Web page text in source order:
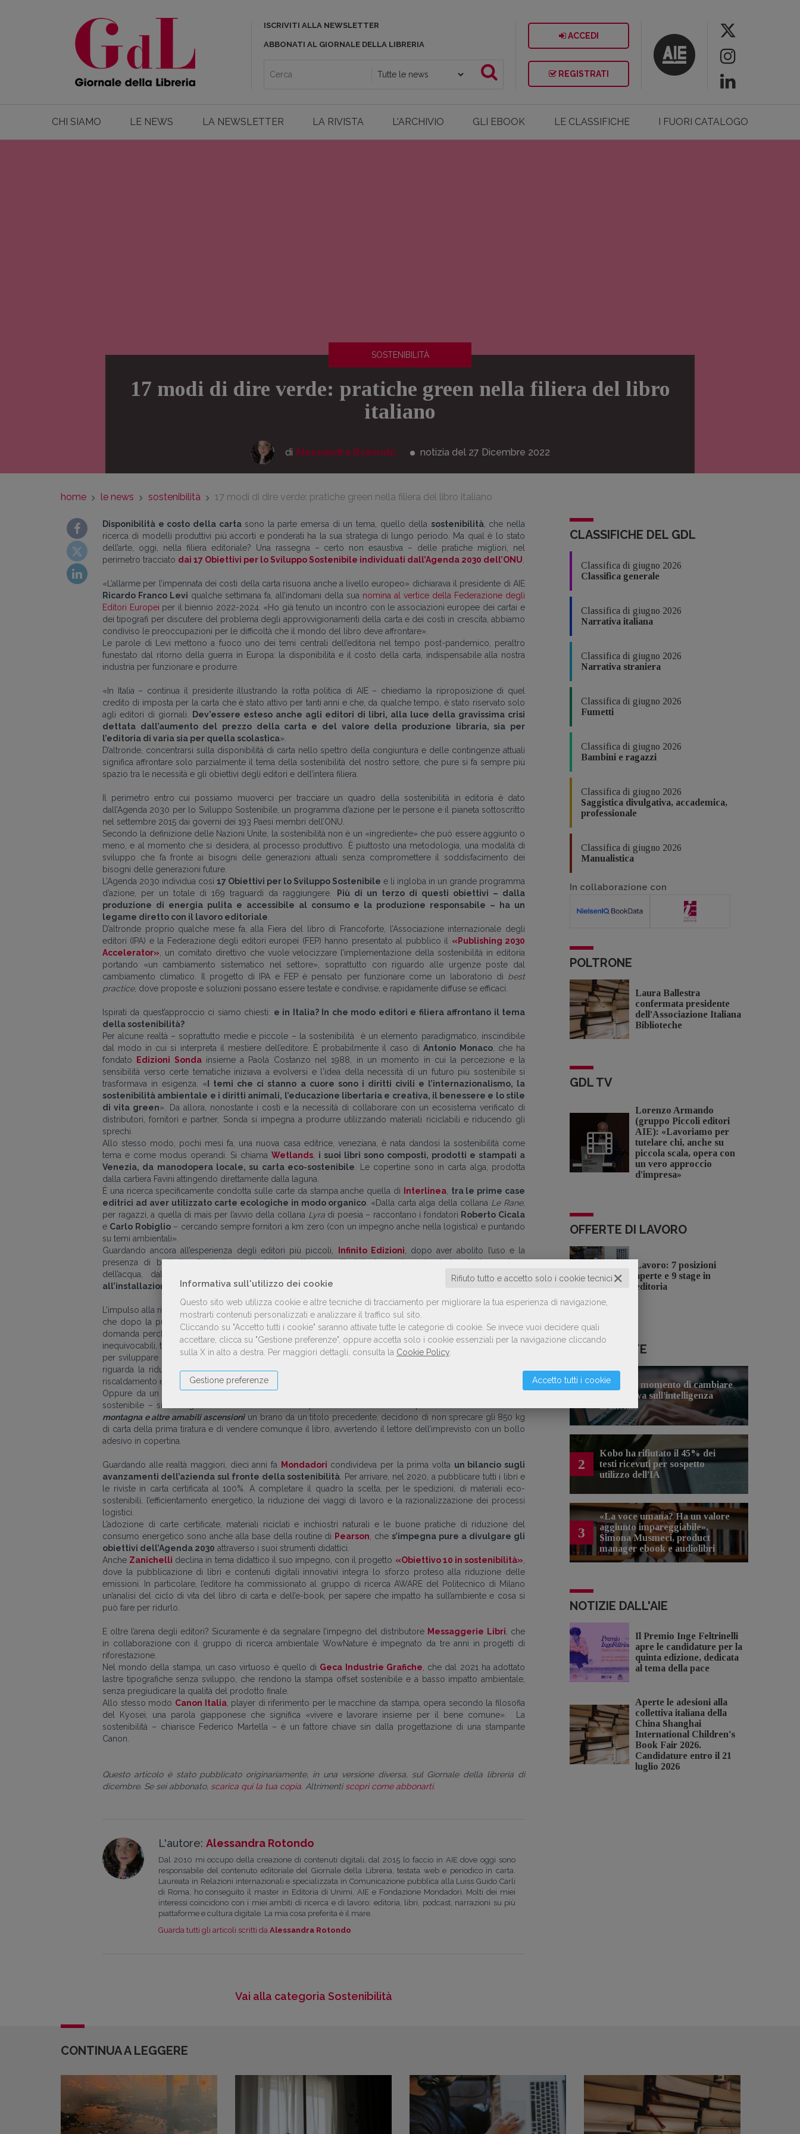
Informativa sull'utilizzo dei cookie ✕
Rifiuto tutto e accetto solo i cookie tecnici
Questo sito web utilizza cookie e altre tecniche di tracciamento per migliorare la tua esperienza di navigazione,
mostrarti contenuti personalizzati e analizzare il traffico sul sito.
Cliccando su "Accetto tutti i cookie" saranno attivate tutte le categorie di cookie. Se invece vuoi decidere quali
accettare, clicca su "Gestione preferenze", oppure accetta solo i cookie essenziali per la navigazione cliccando
sulla X in alto a destra.
Per maggiori dettagli, consulta la Cookie Policy
Accetto tutti i cookie
Gestione preferenze
ISCRIVITI ALLA NEWSLETTER
ABBONATI AL GIORNALE DELLA LIBRERIA
ACCEDI
REGISTRATI
CHI SIAMO LE NEWS LA NEWSLETTER LA RIVISTA L'ARCHIVIO GLI EBOOK LE CLASSIFICHE I FUORI CATALOGO
SOSTENIBILITÀ
17 modi di dire verde: pratiche green nella filiera del libro
italiano
di Alessandra Rotondo notizia del 27 Dicembre 2022
home le news sostenibilità 17 modi di dire verde: pratiche green nella filiera del libro italiano
Disponibilità e costo della cartasono la parte emersa di un tema, quello della sostenibilità, che nella
ricerca di modelli produttivi più accorti e ponderati ha la sua strategia di lungo periodo. Ma qual è lo stato
dell’arte, oggi, nella filiera editoriale? Una rassegna – certo non esaustiva – delle pratiche migliori, nel
perimetro tracciato dai 17 Obiettivi per lo Sviluppo Sostenibile individuati dall’Agenda 2030 dell’ONU
«L’allarme per l’impennata dei costi della carta risuona anche a livello europeo» dichiarava il presidente di AIE
Ricardo Franco Levi qualche settimana fa, all’indomani della sua nomina al vertice della Federazione degli
Editori Europei per il biennio 2022-2024. «Ho già tenuto un incontro con le associazioni europee dei cartai e
dei tipografi per discutere del problema degli approvvigionamenti della carta e dei costi in crescita, abbiamo
condiviso le preoccupazioni per le difficoltà che il mondo del libro deve affrontare».
Le parole di Levi mettono a fuoco uno dei temi centrali dell’editoria nel tempo post-pandemico, peraltro
funestato dal ritorno della guerra in Europa: la disponibilità e il costo della carta, indispensabile alla nostra
industria per funzionare e produrre.
«In Italia – continua il presidente illustrando la rotta politica di AIE – chiediamo la riproposizione di quel
credito di imposta per la carta che è stato attivo per tanti anni e che, da qualche tempo, è stato riservato solo
agli editori di giornali.
Dev’essere esteso anche agli editori di libri, alla luce della gravissima crisi
dettata dall’aumento del prezzo della carta e del valore della produzione libraria, sia per
l’editoria di varia sia per quella scolastica».
D’altronde, concentrarsi sulla disponibilità di carta nello spettro della congiuntura e delle contingenze attuali
significa affrontare solo parzialmente il tema della sostenibilità del nostro settore, che pure si fa sempre più
spazio tra le necessità e gli obiettivi degli editori e dell’intera filiera.
Il perimetro entro cui possiamo muoverci per tracciare un quadro della sostenibilità in editoria è dato
dall’Agenda 2030 per lo Sviluppo Sostenibile, un programma d’azione per le persone e il pianeta sottoscritto
nel settembre 2015 dai governi dei 193 Paesi membri dell’ONU.
Secondo la definizione delle Nazioni Unite, la sostenibilità non è un «ingrediente» che può essere aggiunto o
meno, e al momento che si desidera, al processo produttivo. È piuttosto una metodologia, una modalità di
sviluppo che fa fronte ai bisogni delle generazioni attuali senza compromettere il soddisfacimento dei
bisogni delle generazioni future.
L’Agenda 2030 individua così 17 Obiettivi per lo Sviluppo Sostenibile e li ingloba in un grande programma
d’azione, per un totale di 169 traguardi da raggiungere.
Più di un terzo di questi obiettivi – dalla
produzione di energia pulita e accessibile al consumo e la produzione responsabile – ha un
legame diretto con il lavoro editoriale
D’altronde proprio qualche mese fa, alla Fiera del libro di Francoforte, l’Associazione internazionale degli
editori (IPA) e la Federazione degli editori europei (FEP) hanno presentato al pubblico il «Publishing 2030
Accelerator» , un comitato direttivo che vuole velocizzare l’implementazione della sostenibilità in editoria
portando «un cambiamento sistematico nel settore», soprattutto con riguardo alle urgenze poste dal
cambiamento climatico. Il progetto di IPA e FEP è pensato per funzionare come un laboratorio di best
practice, dove proposte e soluzioni possano essere testate e condivise, e rapidamente diffuse se efficaci.
Ispirati da quest’approccio ci siamo chiesti: e in Italia? In che modo editori e filiera affrontano il tema
della sostenibilità?
Per alcune realtà – soprattutto medie e piccole – la sostenibilità è un elemento paradigmatico, inscindibile
dal modo in cui si interpreta il mestiere dell’editore. È probabilmente il caso di Antonio Monaco, che ha
fondato
Edizioni Sondainsieme a Paola Costanzo nel 1988, in un momento in cui la percezione e la
sensibilità verso certe tematiche iniziava a evolversi e l'idea della necessità di un futuro più sostenibile si
trasformava in esigenza. « I temi che ci stanno a cuore sono i diritti civili e l’internazionalismo, la
sostenibilità ambientale e i diritti animali, l’educazione libertaria e creativa, il benessere e lo stile
di vita green». Da allora, nonostante i costi e la necessità di collaborare con un ecosistema verificato di
distributori, fornitori e partner, Sonda si impegna a produrre utilizzando materiali riciclabili e riducendo gli
sprechi.
Allo stesso modo, pochi mesi fa, una nuova casa editrice, veneziana, è nata dandosi la sostenibilità come
tema e come modus operandi. Si chiama Wetlands
i suoi libri sono composti, prodotti e stampati a
Venezia, da manodopera locale, su carta eco-sostenibile . Le copertine sono in carta alga, prodotta
dalla cartiera Favini attingendo direttamente dalla laguna.
È una ricerca specificamente condotta sulle carte da stampa anche quella di
Interlinea, tra le prime case
editrici ad aver utilizzato carte ecologiche in modo organico . «Dalla carta alga della collana Le Rane,
per ragazzi, a quella di mais per l’avvio della collana Lyradi poesia – raccontano i fondatori Roberto Cicala
e Carlo Robiglio– cercando sempre fornitori a km zero (con un impegno anche nella logistica) e puntando
su temi ambientali».
Guardando ancora all’esperienza degli editori più piccoli,
Infinito Edizioni , dopo aver abolito l’uso e la
presenza di bottiglie di plastica in redazione attraverso l’installazione di un impianto di depurazione
dell’acqua, dall’inizio di quest’anno produce
libri neutrali per l’impronta di carbonio grazie
all’installazione di un impianto fotovoltaico sul tetto della sede della casa editrice
L’impulso alla riflessione, e quindi all’azione, può arrivare anche da uno specifico libro. È il caso di Iperborea
che dopo la pubblicazione, nel 2020, de
Il tempo e l’acqua di Andri Snær Magnason– dove l’autore si
domanda perché, davanti agli allarmi e agli appelli degli scienziati sul clima, e ai tanti segnali sempre più
inequivocabili, tiriamo dritto come se la cosa non ci riguardasse – ha intrapreso un percorso di cambiamento
per sviluppare una maggiore consapevolezza delle conseguenze ambientali del proprio lavoro. Per quanto
riguarda la riduzione di emissioni, si è rivolta a fornitori di energia e gas 100% rinnovabile, ha ridotto il
riscaldamento e l’aria condizionata in ufficio e ha favorito corrieri in bicicletta per spedizioni di prossimità.
Oppure da un errore. Così quando daEdicliclo
– editore con la passione per la bicicletta e la mobilità
sostenibile – si accorgono di essere andati in stampa lasciando in calce alla prefazione di
montagna e altre amabili ascensioniun brano da un titolo precedente, decidono di non sprecare gli 850 kg
di carta della prima tiratura e di vendere comunque il libro, avvertendo il lettore dell’imprevisto con un bollo
adesivo in copertina.
Guardando alle realtà maggiori, dieci anni fa Mondadori condivideva per la prima volta un bilancio sugli
avanzamenti dell’azienda sul fronte della sostenibilità . Per arrivare, nel 2020, a pubblicare tutti i libri e
le riviste in carta certificata al 100%. A completare il quadro la scelta, per le spedizioni, di materiali eco-
sostenibili, l’efficientamento energetico, la riduzione dei viaggi di lavoro e la razionalizzazione dei processi
logistici.
L’adozione di carte certificate, materiali riciclati e inchiostri naturali e le buone pratiche di riduzione del
consumo energetico sono anche alla base della routine di Pearson , che s’impegna pure a divulgare gli
obiettivi dell’Agenda 2030 attraverso i suoi strumenti didattici.
Anche Zanichelli declina in tema didattico il suo impegno, con il progetto «Obiettivo 10 in sostenibilità»
dove la pubblicazione di libri e contenuti digitali innovativi integra lo sforzo proteso alla riduzione delle
emissioni. In particolare, l’editore ha commissionato al gruppo di ricerca AWARE del Politecnico di Milano
un’analisi del ciclo di vita del libro di carta e dell’e-book, per sapere che impatto ha sull’ambiente e cosa si
può fare per ridurlo.
E oltre l’arena degli editori? Sicuramente è da segnalare l’impegno del distributore Messaggerie Libri , che
in collaborazione con il gruppo di ricerca ambientale WowNature è impegnato da tre anni in progetti di
riforestazione.
Nel mondo della stampa, un caso virtuoso è quello di Geca Industrie Grafiche , che dal 2021 ha adottato
lastre tipografiche senza sviluppo, che rendono la stampa offset sostenibile e a basso impatto ambientale,
senza pregiudicare la qualità del prodotto finale.
Allo stesso modo Canon Italia, player di riferimento per le macchine da stampa, opera secondo la filosofia
del Kyosei, una parola giapponese che significa «vivere e lavorare insieme per il bene comune». La
sostenibilità – chiarisce Federico Martella – è un fattore chiave sin dalla progettazione di una stampante
Canon.
Questo articolo è stato pubblicato originariamente, in una versione diversa, sul Giornale della libreria di
dicembre. Se sei abbonato, scarica qui la tua copia. Altrimenti scopri come abbonarti.
L'autore: Alessandra Rotondo
Dal 2010 mi occupo della creazione di contenuti digitali, dal 2015 lo faccio in AIE dove oggi sono
responsabile del contenuto editoriale del Giornale della Libreria, testata web e periodico in carta.
Laureata in Relazioni internazionali e specializzata in Comunicazione pubblica alla Luiss Guido Carli
di Roma, ho conseguito il master in Editoria di Unimi, AIE e Fondazione Mondadori. Molti dei miei
interessi coincidono con i miei ambiti di ricerca e di lavoro: editoria, libri, podcast, narrazioni su più
piattaforme e cultura digitale. La mia cosa preferita è il mare.
Guarda tutti gli articoli scritti da Alessandra Rotondo
Vai alla categoria Sostenibilità
CLASSIFICHE DEL GDL
Classifica di giugno 2026
Classifica generale
Classifica di giugno 2026
Narrativa italiana
Classifica di giugno 2026
Narrativa straniera
Classifica di giugno 2026
Fumetti
Classifica di giugno 2026
Bambini e ragazzi
Classifica di giugno 2026
Saggistica divulgativa, accademica,
professionale
Classifica di giugno 2026
Manualistica
In collaborazione con
POLTRONE
Laura Ballestra
confermata presidente
dell’Associazione Italiana
Biblioteche
GDL TV
Lorenzo Armando
(gruppo Piccoli editori
AIE): «Lavoriamo per
tutelare chi, anche su
piccola scala, opera con
un vero approccio
d'impresa»
OFFERTE DI LAVORO
Lavoro: 7 posizioni
aperte e 9 stage in
editoria
LE PIÙ LETTE
1
Forse è il momento di cambiare
prospettiva sull’intelligenza
artificiale
2
Kobo ha rifiutato il 45% dei
testi ricevuti per sospetto
utilizzo dell’IA
3
«La voce umana? Ha un valore
aggiunto impareggiabile».
Simona Musmeci, product
manager ebook e audiolibri
NOTIZIE DALL'AIE
Il Premio Inge Feltrinelli
apre le candidature per la
quinta edizione, dedicata
al tema della pace
Aperte le adesioni alla
collettiva italiana della
China Shanghai
International Children's
Book Fair 2026.
Candidature entro il 21
luglio 2026
CONTINUA A LEGGERE